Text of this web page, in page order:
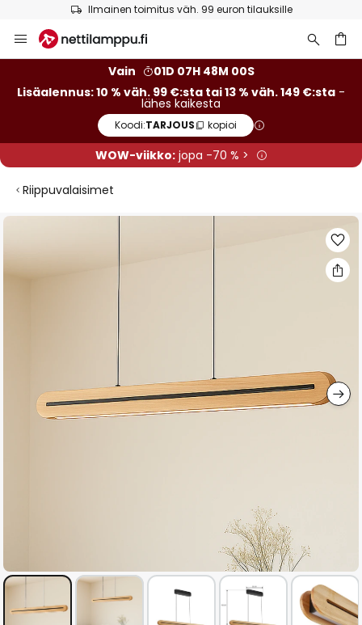
Euroopan suurin
to
Vain
01D 07H 47M 59S
Lisäalennus: 10 % väh. 99 €:sta tai 13 % väh. 149 €:sta -
lähes kaikesta
Koodi:TARJOUS kopioi
WOW-viikko:jopa -70 % >
Riippuvalaisimet
Skip
the